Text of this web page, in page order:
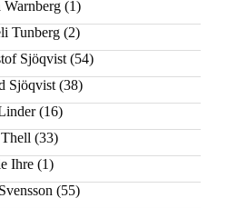
Warnberg (1)
Tunberg (2)
Sjöqvist (54)
Sjöqvist (38)
(16)
(33)
Ihre (1)
(55)